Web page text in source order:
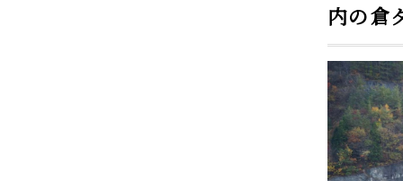
内の倉